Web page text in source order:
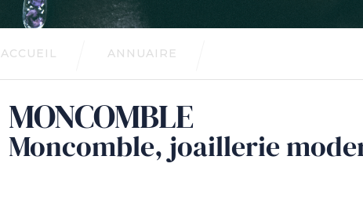
ACCUEIL ANNUAIRE
MONCOMBLE
Moncomble, joaillerie